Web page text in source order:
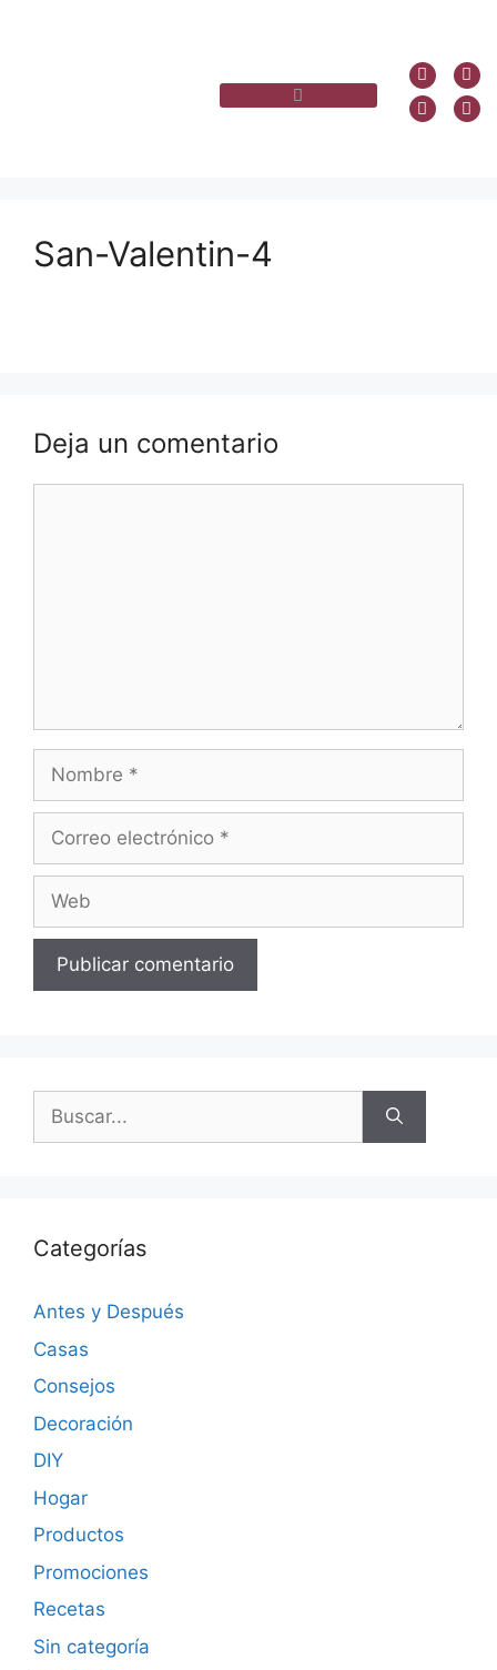
San-Valentin-4
Deja un comentario
Categorías
Antes y Después
Casas
Consejos
Decoración
DIY
Hogar
Productos
Promociones
Recetas
Sin categoría